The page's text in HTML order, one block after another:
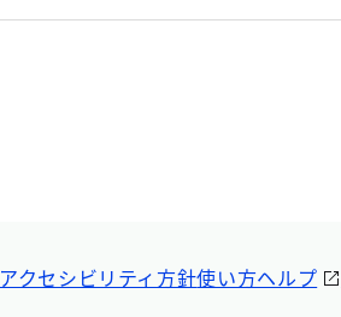
アクセシビリティ方針使い方ヘルプ